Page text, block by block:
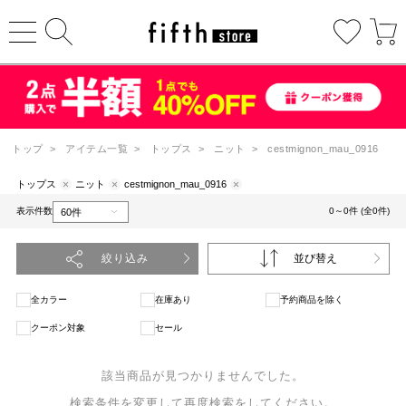
トップ > アイテム一覧 > トップス > ニット > cestmignon_mau_0916
トップス ニット cestmignon_mau_0916
表示件数 0～0件 (全0件)
絞り込み 並び替え
全カラー 在庫あり 予約商品を除く
クーポン対象 セール
該当商品が見つかりませんでした。
検索条件を変更して再度検索をしてください。